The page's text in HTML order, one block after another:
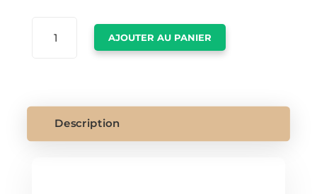
MONTAGNE
AJOUTER AU PANIER
Description